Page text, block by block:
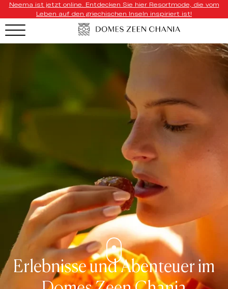
Neema ist jetzt online. Entdecken Sie hier Resortmode, die vom
Leben auf den griechischen Inseln inspiriert ist!
Erlebnisse und Abenteuer im